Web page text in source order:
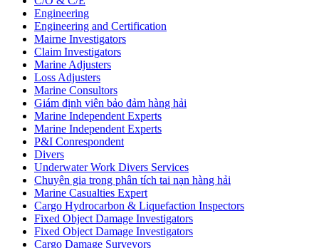
Engineering
Engineering and Certification
Mairne Investigators
Claim Investigators
Marine Adjusters
Loss Adjusters
Marine Consultors
Giám định viên bảo đảm hàng hải
Marine Independent Experts
Marine Independent Experts
P&I Conrespondent
Divers
Underwater Work Divers Services
Chuyên gia trong phân tích tai nạn hàng hải
Marine Casualties Expert
Cargo Hydrocarbon & Liquefaction Inspectors
Fixed Object Damage Investigators
Fixed Object Damage Investigators
Cargo Damage Surveyors